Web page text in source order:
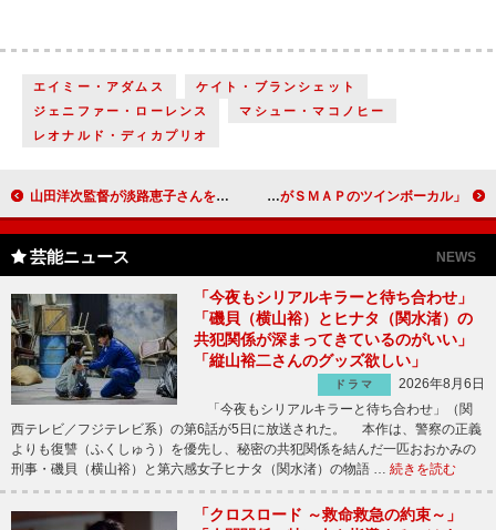
エイミー・アダムス
ケイト・ブランシェット
ジェニファー・ローレンス
マシュー・マコノヒー
レオナルド・ディカプリオ
山田洋次監督が淡路恵子さんをしのぶ 「戦後の映画史で非常に重要な役割を担った人」 中居正広＆草なぎ剛が２人でデビュー？ 「僕たち２人がＳＭＡＰのツインボーカル」
芸能ニュース NEWS
「今夜もシリアルキラーと待ち合わせ」
「磯貝（横山裕）とヒナタ（関水渚）の
共犯関係が深まってきているのがいい」
「縦山裕二さんのグッズ欲しい」
ドラマ
2026年8月6日
「今夜もシリアルキラーと待ち合わせ」（関
西テレビ／フジテレビ系）の第6話が5日に放送された。 本作は、警察の正義
よりも復讐（ふくしゅう）を優先し、秘密の共犯関係を結んだ一匹おおかみの
刑事・磯貝（横山裕）と第六感女子ヒナタ（関水渚）の物語 … 続きを読む
「クロスロード ～救命救急の約束～」